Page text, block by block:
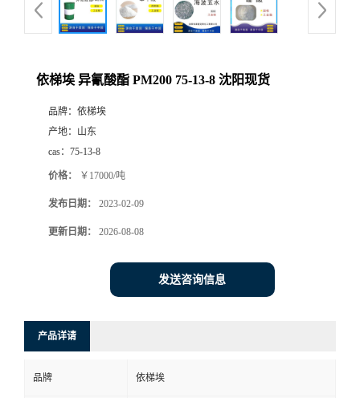
司
态依梯埃 异氰酸酯 PM200 75-13-8 沈阳现货
品牌： 依梯埃
产地： 山东
cas： 75-13-8
价格： ￥17000/吨
发布日期： 2023-02-09
更新日期： 2026-08-08
发送咨询信息
产品详请
品牌 依梯埃